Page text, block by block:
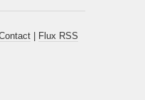
| Flux RSS